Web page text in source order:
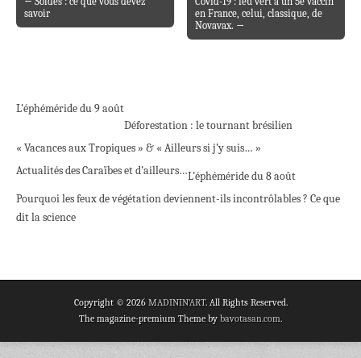
Post navigation
savoir
en France, celui, classique, de
Novavax. →
L’éphéméride du 9 août
Déforestation : le tournant brésilien
« Vacances aux Tropiques » & « Ailleurs si j’y suis… »
Actualités des Caraïbes et d’ailleurs…L’éphéméride du 8 août
Pourquoi les feux de végétation deviennent-ils incontrôlables ? Ce que
dit la science
Copyright © 2026 MADININ'ART. All Rights Reserved.
The magazine-premium Theme by bavotasan.com.